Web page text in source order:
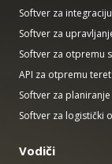
Softver za
Softver za
Softver za otpremu
API za otpremu
Softver za
Softver za logistički
Vodiči